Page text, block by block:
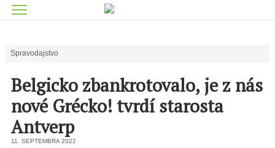
Spravodajstvo
Belgicko zbankrotovalo, je z nás
nové Grécko! tvrdí starosta
Antverp
11. SEPTEMBRA 2022